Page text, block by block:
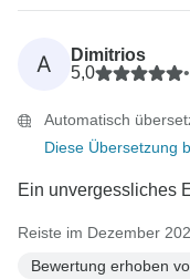
A
Dimitrios
5,0
•
Automatisch
Diese Übersetzung
Ein unvergessliches
Reiste im Dezember
Bewertung erhoben